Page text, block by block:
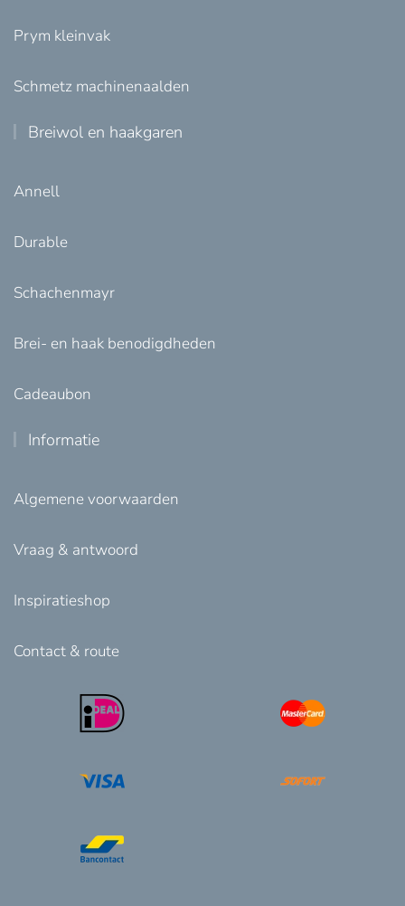
Prym kleinvak
Schmetz machinenaalden
Breiwol en haakgaren
Annell
Durable
Schachenmayr
Brei- en haak benodigdheden
Cadeaubon
Informatie
Algemene voorwaarden
Vraag & antwoord
Inspiratieshop
Contact & route